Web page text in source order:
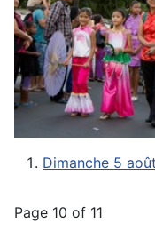
Dimanche 5
Page 10 of 11